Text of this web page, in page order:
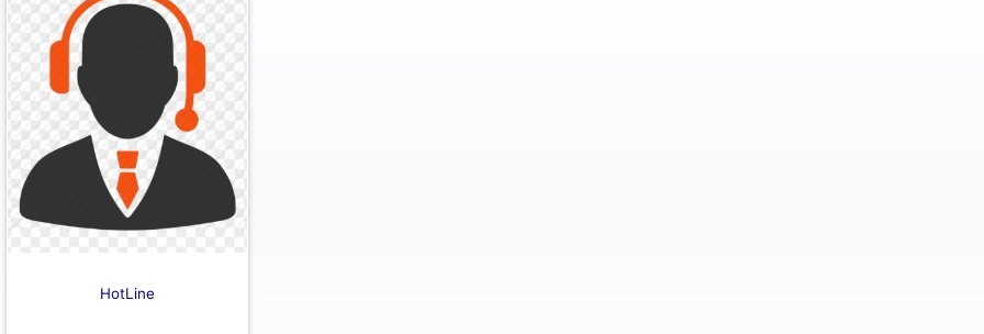
Chống Côn Trùng / Bụi Bẩn
Nếu ưu tiên hàng đầu là ngăn chặn muỗi và côn trùng mà vẫn đảm bảo thông thoáng, đây là giải pháp:
Cửa Lưới Chống Côn Trùng (Dạng Cuốn, Xếp, Lùa, Cố Định):
đồng thời vẫn cho phép gió lùa và không khí lưu thông tối đa.
HotLine